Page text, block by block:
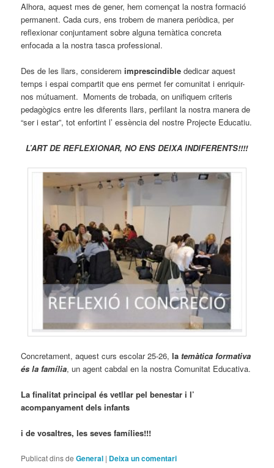
Alhora, aquest mes de gener, hem començat la nostra formació
permanent. Cada curs, ens trobem de manera periòdica, per
reflexionar conjuntament sobre alguna temàtica concreta
enfocada a la nostra tasca professional.
Des de les llars, considerem imprescindible dedicar aquest
temps i espai compartit que ens permet fer comunitat i enriquir-
nos mútuament. Moments de trobada, on unifiquem criteris
pedagògics entre les diferents llars, perfilant la nostra manera de
“ser i estar”, tot enfortint l’ essència del nostre Projecte Educatiu.
L’ART DE REFLEXIONAR, NO ENS DEIXA INDIFERENTS!!!!
Concretament, aquest curs escolar 25-26,la temàtica formativa
és la família, un agent cabdal en la nostra Comunitat Educativa.
La finalitat principal és vetllar pel benestar i l’
acompanyament dels infants
i de vosaltres, les seves famílies!!!
Publicat dins de General | Deixa un comentari